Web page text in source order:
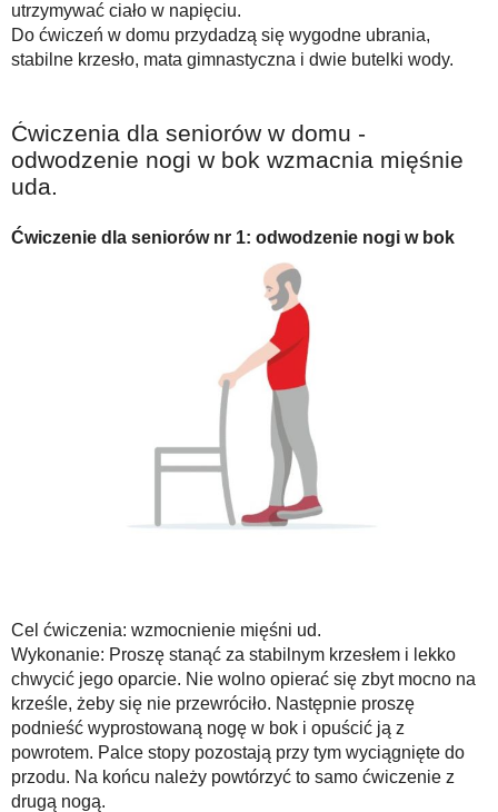
utrzymywać ciało w napięciu.
Do ćwiczeń w domu przydadzą się wygodne ubrania,
stabilne krzesło, mata gimnastyczna i dwie butelki wody.
Ćwiczenia dla seniorów w domu -
odwodzenie nogi w bok wzmacnia mięśnie
uda.
Ćwiczenie dla seniorów nr 1: odwodzenie nogi w bok
Cel ćwiczenia: wzmocnienie mięśni ud.
Wykonanie: Proszę stanąć za stabilnym krzesłem i lekko
chwycić jego oparcie. Nie wolno opierać się zbyt mocno na
krześle, żeby się nie przewróciło. Następnie proszę
podnieść wyprostowaną nogę w bok i opuścić ją z
powrotem. Palce stopy pozostają przy tym wyciągnięte do
przodu. Na końcu należy powtórzyć to samo ćwiczenie z
drugą nogą.